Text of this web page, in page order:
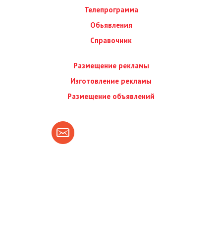
Телепрограмма
Обьявления
Справочник
Размещение рекламы
Изготовление рекламы
Размещение объявлений